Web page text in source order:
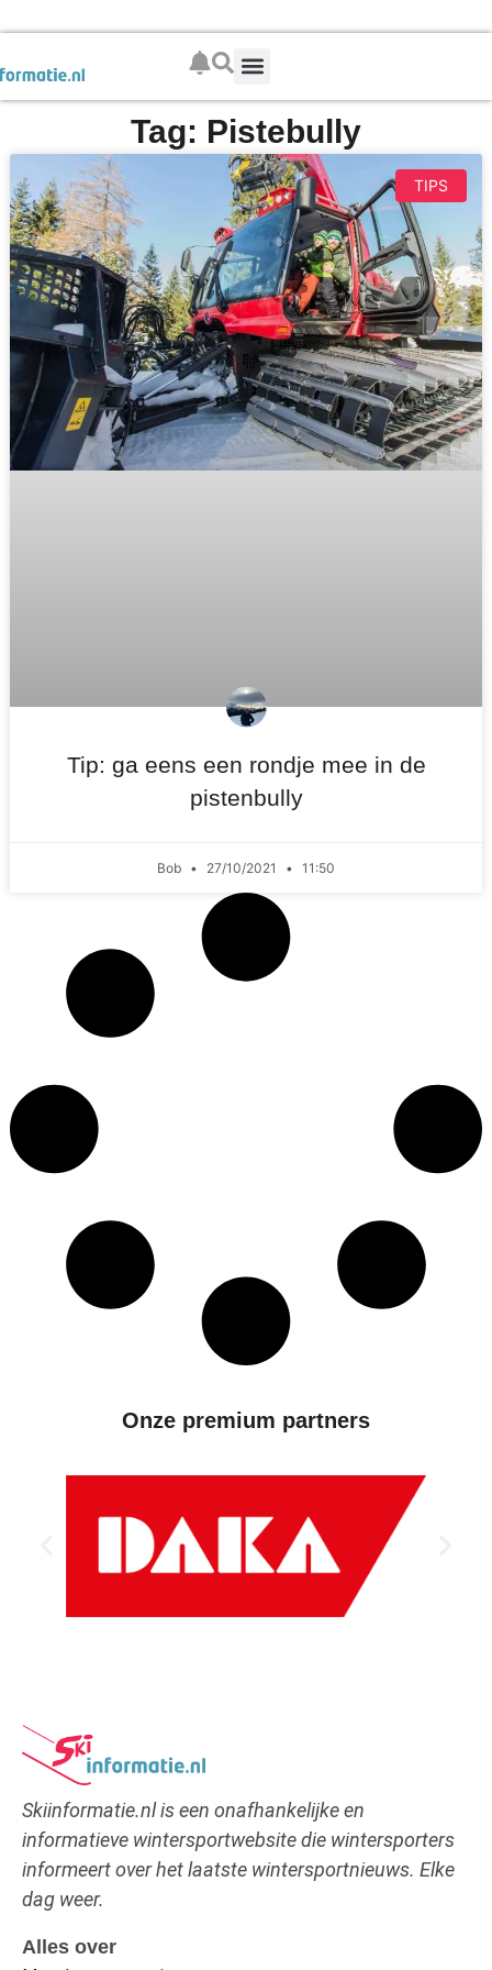
Tag: Pistebully
TIPS
Tip: ga eens een rondje mee in de
pistenbully
Bob 27/10/2021 11:50
Onze premium partners
Skiinformatie.nl is een onafhankelijke en
informatieve wintersportwebsite die wintersporters
informeert over het laatste wintersportnieuws. Elke
dag weer.
Alles over